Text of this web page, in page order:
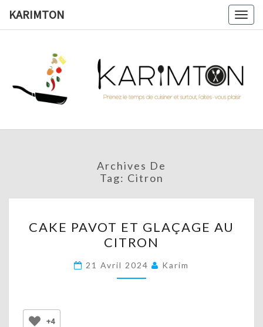
KARIMTON
Prenez
Le
Et
Vous
Plaisir !
Archives De
Tag: Citron
PAVOT
ET
GLAÇAGE
AU
CAKE PAVOT ET GLAÇAGE AU
CITRON
21 Avril 2024 Karim
+4